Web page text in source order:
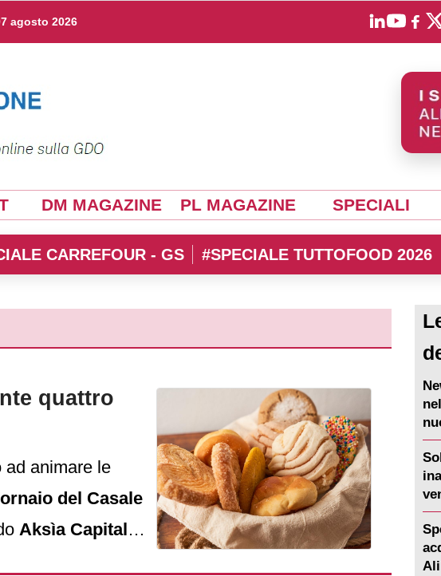
agosto 2026
DM MAGAZINE PL MAGAZINE SPECIALI
CARREFOUR - GS #SPECIALE TUTTOFOOD 2026
quattro
ad animare le
del Casale
Aksìa Capital